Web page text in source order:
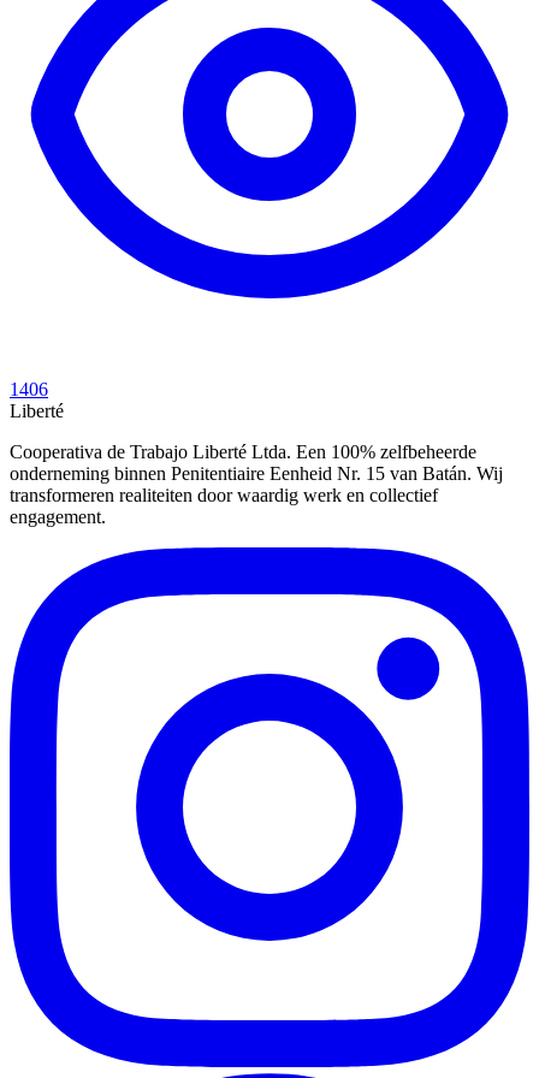
1406
Liberté
Cooperativa de Trabajo Liberté Ltda. Een 100% zelfbeheerde
onderneming binnen Penitentiaire Eenheid Nr. 15 van Batán. Wij
transformeren realiteiten door waardig werk en collectief
engagement.